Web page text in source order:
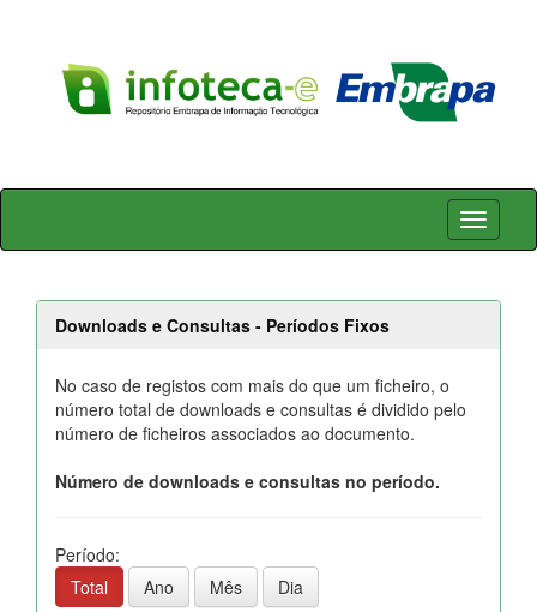
Skip
Downloads e Consultas - Períodos Fixos
No caso de registos com mais do que um ficheiro, o
número total de downloads e consultas é dividido pelo
número de ficheiros associados ao documento.
Número de downloads e consultas no período.
Período:
Total
Ano Mês Dia